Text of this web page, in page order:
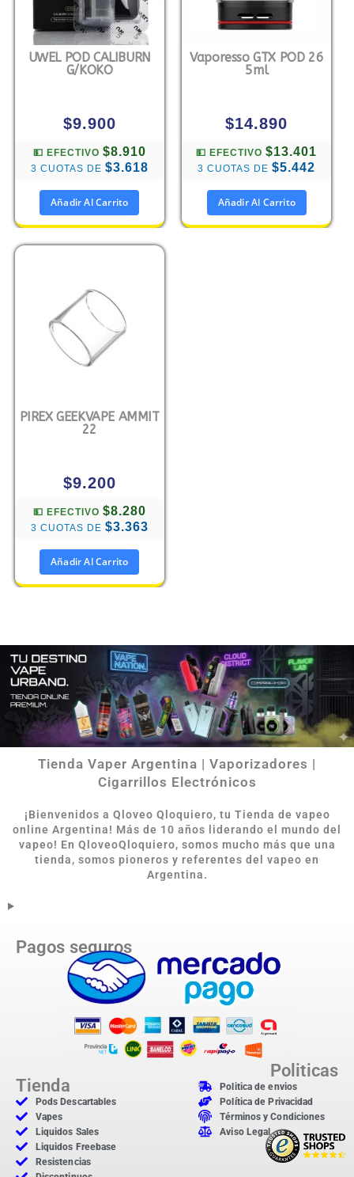
UWEL POD CALIBURN
G/KOKO
$9.900
💵 EFECTIVO $8.910
3 CUOTAS DE $3.618
Añadir Al Carrito
Vaporesso GTX POD 26
5ml
$14.890
💵 EFECTIVO$13.401
3 CUOTAS DE$5.442
Añadir Al Carrito
PIREX GEEKVAPE AMMIT
22
$9.200
💵 EFECTIVO $8.280
3 CUOTAS DE $3.363
Añadir Al Carrito
Tienda Vaper Argentina | Vaporizadores |
Cigarrillos Electrónicos
¡Bienvenidos a Qloveo Qloquiero, tu Tienda de vapeo
online Argentina! Más de 10 años liderando el mundo del
vapeo! En QloveoQloquiero, somos mucho más que una
tienda, somos pioneros y referentes del vapeo en
Argentina.
Pagos seguros
Tienda
Pods Descartables
Vapes
Liquidos Sales
Liquidos Freebase
Resistencias
Politicas
Politica de envios
Política de Privacidad
Términos y Condiciones
Aviso Legal